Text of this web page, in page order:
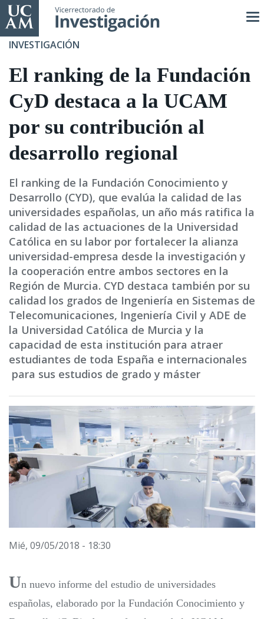
Pasar
al
contenido
INVESTIGACIÓN
El ranking de la Fundación
CyD destaca a la UCAM
por su contribución al
desarrollo regional
El ranking de la Fundación Conocimiento y
Desarrollo (CYD), que evalúa la calidad de las
universidades españolas, un año más ratifica la
calidad de las actuaciones de la Universidad
Católica en su labor por fortalecer la alianza
universidad-empresa desde la investigación y
la cooperación entre ambos sectores en la
Región de Murcia. CYD destaca también por su
calidad los grados de Ingeniería en Sistemas de
Telecomunicaciones, Ingeniería Civil y ADE de
la Universidad Católica de Murcia y la
capacidad de esta institución para atraer
estudiantes de toda España e internacionales
para sus estudios de grado y máster
Mié, 09/05/2018 - 18:30
Un nuevo informe del estudio de universidades
españolas, elaborado por la Fundación Conocimiento y